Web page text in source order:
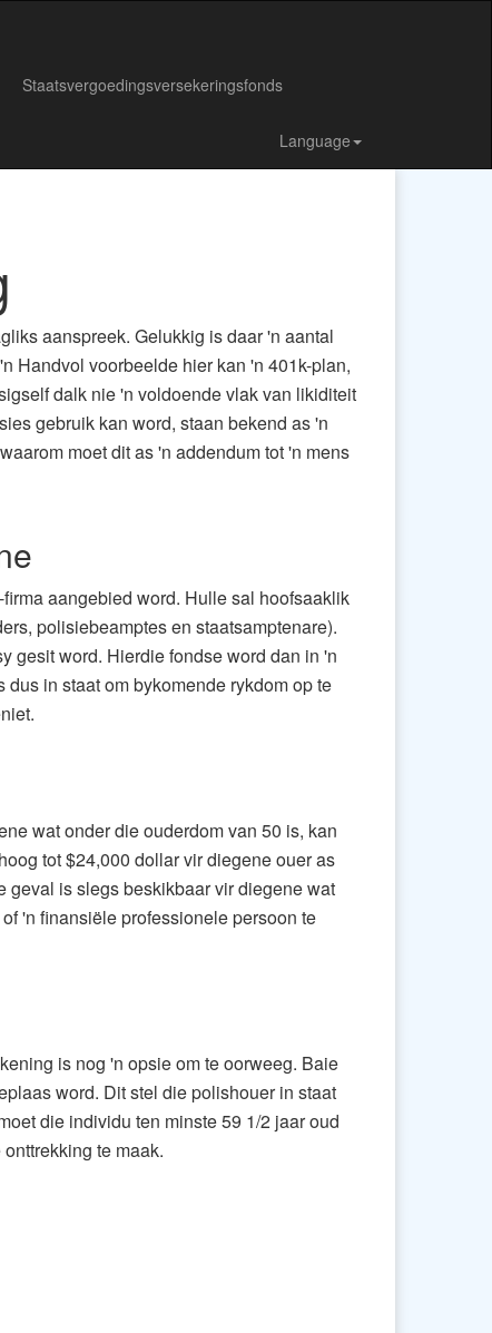
Staatsvergoedingsversekeringsfonds
Language
aanspreek. Gelukkig is daar 'n aantal
Handvol voorbeelde hier kan 'n 401k-plan,
dalk nie 'n voldoende vlak van likiditeit
gebruik kan word, staan ​​bekend as 'n
moet dit as 'n addendum tot 'n mens
aangebied word. Hulle sal hoofsaaklik
polisiebeamptes en staatsamptenare).
gesit word. Hierdie fondse word dan in 'n
in staat om bykomende rykdom op te
wat onder die ouderdom van 50 is, kan
tot $24,000 dollar vir diegene ouer as
is slegs beskikbaar vir diegene wat
'n finansiële professionele persoon te
is nog 'n opsie om te oorweeg. Baie
word. Dit stel die polishouer in staat
die individu ten minste 59 1/2 jaar oud
te maak.